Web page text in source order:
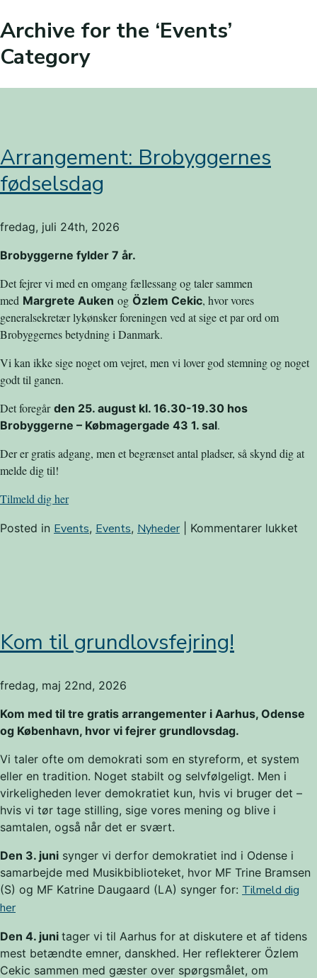
Archive for the ‘Events’
Category
Arrangement: Brobyggernes
fødselsdag
fredag, juli 24th, 2026
Brobyggerne fylder 7 år.
Det fejrer vi med en omgang fællessang og taler sammen
med Margrete Auken og Özlem Cekic, hvor vores
generalsekretær lykønsker foreningen ved at sige et par ord om
Brobyggernes betydning i Danmark.
Vi kan ikke sige noget om vejret, men vi lover god stemning og noget
godt til ganen.
Det foregår den 25. august kl. 16.30-19.30 hos
Brobyggerne – Købmagergade 43 1. sal.
Der er gratis adgang, men et begrænset antal pladser, så skynd dig at
melde dig til!
Tilmeld dig her
Posted in Events, Events, Nyheder Kommentarer lukket
Kom til grundlovsfejring!
fredag, maj 22nd, 2026
Kom med til tre gratis arrangementer i Aarhus, Odense
og København, hvor vi fejrer grundlovsdag.
Vi taler ofte om demokrati som en styreform, et system
eller en tradition. Noget stabilt og selvfølgeligt. Men i
virkeligheden lever demokratiet kun, hvis vi bruger det –
hvis vi tør tage stilling, sige vores mening og blive i
samtalen, også når det er svært.
Den 3. juni synger vi derfor demokratiet ind i Odense i
samarbejde med Musikbiblioteket, hvor MF Trine Bramsen
(S) og MF Katrine Daugaard (LA) synger for: Tilmeld dig
her
Den 4. juni tager vi til Aarhus for at diskutere et af tidens
mest betændte emner, danskhed. Her reflekterer Özlem
Cekic sammen med gæster over spørgsmålet, om